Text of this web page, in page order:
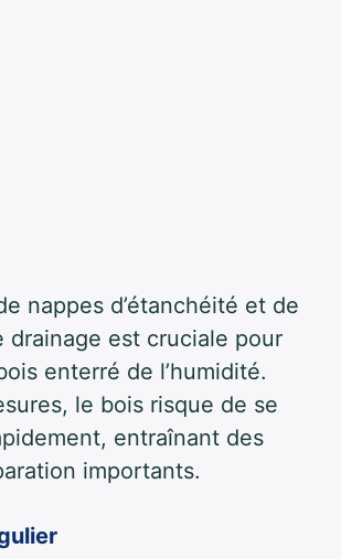
nappes d’étanchéité et de
drainage est cruciale pour
enterré de l’humidité.
le bois risque de se
entraînant des
importants.